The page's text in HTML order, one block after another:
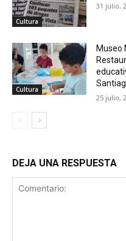
Cultura
31 julio,
Cultura
Museo
25 julio,
DEJA UNA RESPUESTA